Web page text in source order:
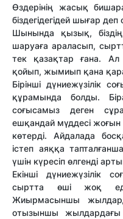
Өздерінің жасық
біздегідегідей шығар
Шынында қызық, біздің
шаруаға араласып,
тек қазақтар ғана. Ал
қойып, жымиып қана
Бірінші дүниежүзілік
құрамында болды.
соғысамыз деген
ешқандай мүддесі жоғын
көтерді. Айдалада
істеп аяққа
үшін күресіп өлгенді
Екінші дүниежүзілік
сыртта өші жоқ
Жиырмасыншы
отызыншы